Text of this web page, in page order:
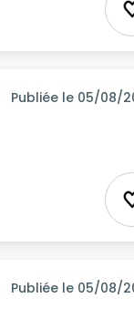
Publiée le 05/08/
Publiée le 05/08/